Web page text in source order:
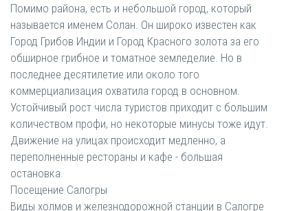
Помимо района, есть и небольшой город, который
называется именем Солан. Он широко известен как
Город Грибов Индии и Город Красного золота за его
обширное грибное и томатное земледелие. Но в
последнее десятилетие или около того
коммерциализация охватила город в основном.
Устойчивый рост числа туристов приходит с большим
количеством профи, но некоторые минусы тоже идут.
Движение на улицах происходит медленно, а
переполненные рестораны и кафе - большая
остановка.
Посещение Салогры
Виды холмов и железнодорожной станции в Салогре